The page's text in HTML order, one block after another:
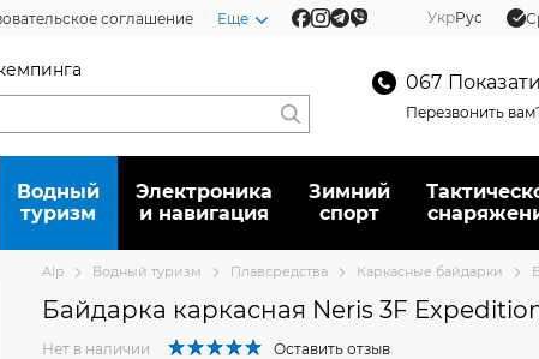
соглашение Еще УкрРус
067
Перезвонить
Водный
туризм
Электроника
и навигация
Зимний
спорт
Alp Водный туризм Плавсредства Каркасные байдарки
Байдарка каркасная Neris 3F
Нет в наличии Оставить отзыв